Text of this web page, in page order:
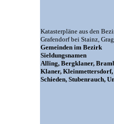
Katasterpläne aus den
Grafendorf bei Stainz,
Gemeinden im Bezirk
Sieldungsnamen
Alling, Bergklaner,
Klaner, Kleinmettersdorf,
Schieden, Stubenrauch,